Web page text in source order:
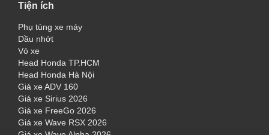
Tiện ích
Phụ tùng xe máy
Dầu nhớt
Vỏ xe
Head Honda TP.HCM
Head Honda Hà Nội
Giá xe ADV 160
Giá xe Sirius 2026
Giá xe FreeGo 2026
Giá xe Wave RSX 2026